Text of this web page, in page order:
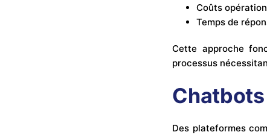
Coûts
Temps de
Cette approche
processus
Des plateformes